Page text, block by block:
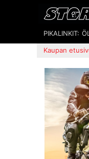
PIKALINKIT:
Kaupan